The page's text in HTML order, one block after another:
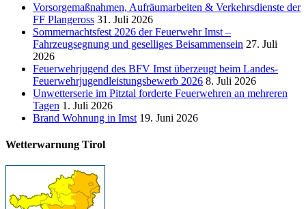
Vorsorgemaßnahmen, Aufräumarbeiten & Verkehrsdienste der
FF Plangeross 31. Juli 2026
Sommernachtsfest 2026 der Feuerwehr Imst –
Fahrzeugsegnung und geselliges Beisammensein 27. Juli
2026
Feuerwehrjugend des BFV Imst überzeugt beim Landes-
Feuerwehrjugendleistungsbewerb 2026 8. Juli 2026
Unwetterserie im Pitztal forderte Feuerwehren an mehreren
Tagen 1. Juli 2026
Brand Wohnung in Imst 19. Juni 2026
Wetterwarnung Tirol